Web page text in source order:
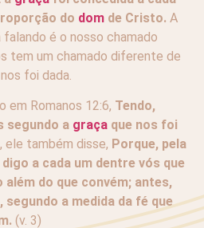
do dom de Cristo. A
é o nosso chamado
tem um chamado diferente de
foi dada.
em Romanos 12:6, Tendo,
segundo a graça que nos foi
ele também disse, Porque, pela
a cada um dentre vós que
além do que convém; antes,
a medida da fé que
(v. 3)